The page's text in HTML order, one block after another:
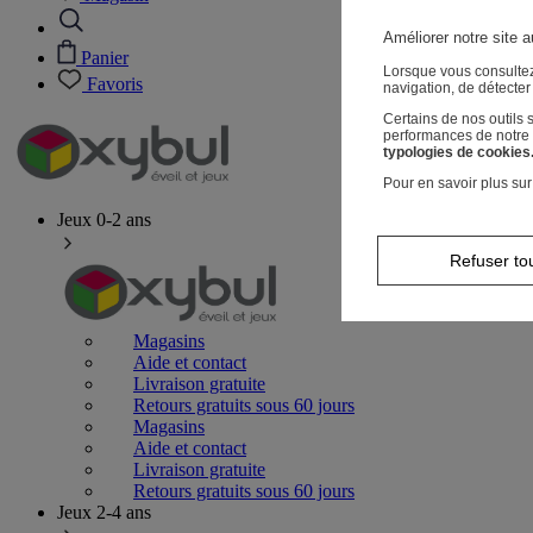
Panier
Favoris
Jeux 0-2 ans
Magasins
Aide et contact
Livraison gratuite
Retours gratuits sous 60 jours
Magasins
Aide et contact
Livraison gratuite
Retours gratuits sous 60 jours
Jeux 2-4 ans
Améliorer notre site
Lorsque vous
navigation, de
Certains de nos outils
performances de
typologies de cookies.
Pour en savoir plus
Refuser